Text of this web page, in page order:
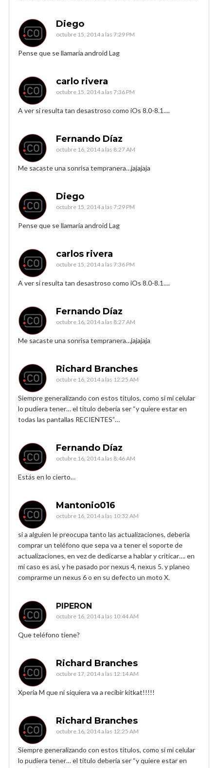
Diego
octubre 15, 2014 a las 7:29 PM
Pense que se llamaría android Lag
carlo rivera
octubre 15, 2014 a las 7:36 PM
A ver si resulta tan desastroso como iOs 8.0-8.1….
Fernando Díaz
octubre 16, 2014 a las 8:27 AM
Me sacaste una sonrisa tempranera…jajajaja
Diego
octubre 15, 2014 a las 7:29 PM
Pense que se llamaría android Lag
carlos rivera
octubre 15, 2014 a las 7:36 PM
A ver si resulta tan desastroso como iOs 8.0-8.1….
Fernando Díaz
octubre 16, 2014 a las 8:27 AM
Me sacaste una sonrisa tempranera…jajajaja
Richard Branches
octubre 16, 2014 a las 12:25 AM
Siempre generalizando con estos títulos, como si mi celular
lo pudiera tener… el titulo debería ser “y quiere estar en
todas las pantallas RECIENTES”…
Fernando Díaz
octubre 16, 2014 a las 8:46 AM
Estás en lo cierto…
Mantonio016
octubre 16, 2014 a las 10:32 AM
si a alguien le preocupa tanto las actualizaciones, debería
comprar un teléfono que sepa va a tener el soporte de
actualizaciones, en vez de dedicarse a hablar y criticar…. en
mi caso es asi, y he pasado por nexus 4, nexus 5. y planeo
comprarme un nexus 6 o en su defecto un moto X.
PIPERON
octubre 16, 2014 a las 10:44 AM
Que teléfono tiene?
Richard Branches
octubre 17, 2014 a las 12:14 AM
Xperia M que ni siquiera va a recibir kitkat!!!!!
Richard Branches
octubre 16, 2014 a las 12:25 AM
Siempre generalizando con estos títulos, como si mi celular
lo pudiera tener… el titulo debería ser “y quiere estar en